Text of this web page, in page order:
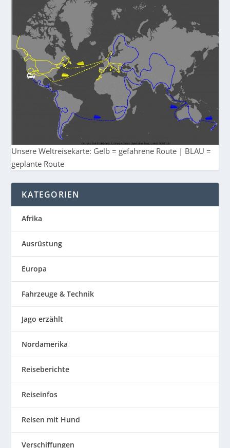
Unsere Weltreisekarte: Gelb = gefahrene Route | BLAU =
geplante Route
KATEGORIEN
Afrika
Ausrüstung
Europa
Fahrzeuge & Technik
Jago erzählt
Nordamerika
Reiseberichte
Reiseinfos
Reisen mit Hund
Verschiffungen